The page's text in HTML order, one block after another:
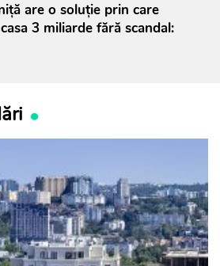
are o soluție prin care
3 miliarde fără scandal: